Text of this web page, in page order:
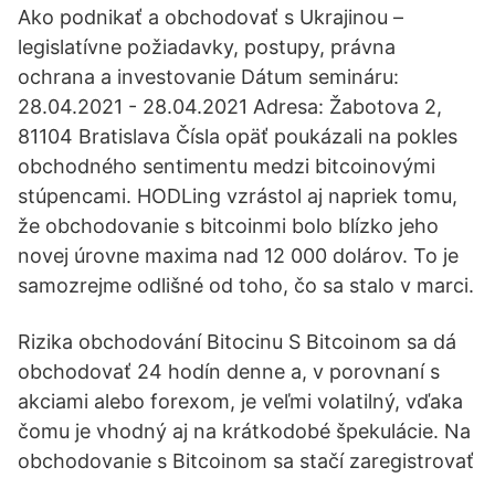
Ako podnikať a obchodovať s Ukrajinou –
legislatívne požiadavky, postupy, právna
ochrana a investovanie Dátum semináru:
28.04.2021 - 28.04.2021 Adresa: Žabotova 2,
81104 Bratislava Čísla opäť poukázali na pokles
obchodného sentimentu medzi bitcoinovými
stúpencami. HODLing vzrástol aj napriek tomu,
že obchodovanie s bitcoinmi bolo blízko jeho
novej úrovne maxima nad 12 000 dolárov. To je
samozrejme odlišné od toho, čo sa stalo v marci.
Rizika obchodování Bitocinu S Bitcoinom sa dá
obchodovať 24 hodín denne a, v porovnaní s
akciami alebo forexom, je veľmi volatilný, vďaka
čomu je vhodný aj na krátkodobé špekulácie. Na
obchodovanie s Bitcoinom sa stačí zaregistrovať